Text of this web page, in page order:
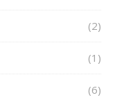
(2)
(1)
(6)